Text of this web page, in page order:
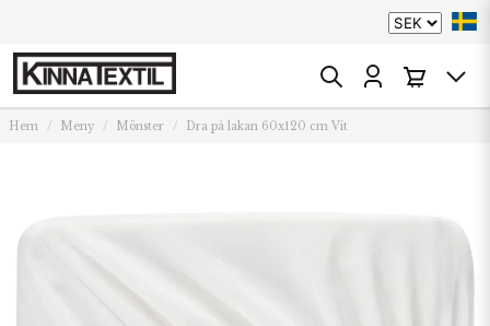
Hem Meny Mönster Dra på lakan 60x120 cm Vit